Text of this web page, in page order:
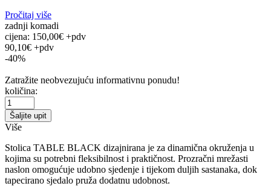
Pročitaj više
zadnji komadi
cijena: 150,00€ +pdv
90,10€ +pdv
-40%
Zatražite neobvezujuću informativnu ponudu!
količina:
Šaljite upit
Više
Stolica TABLE BLACK dizajnirana je za dinamična okruženja u
kojima su potrebni fleksibilnost i praktičnost. Prozračni mrežasti
naslon omogućuje udobno sjedenje i tijekom duljih sastanaka, dok
tapecirano sjedalo pruža dodatnu udobnost.